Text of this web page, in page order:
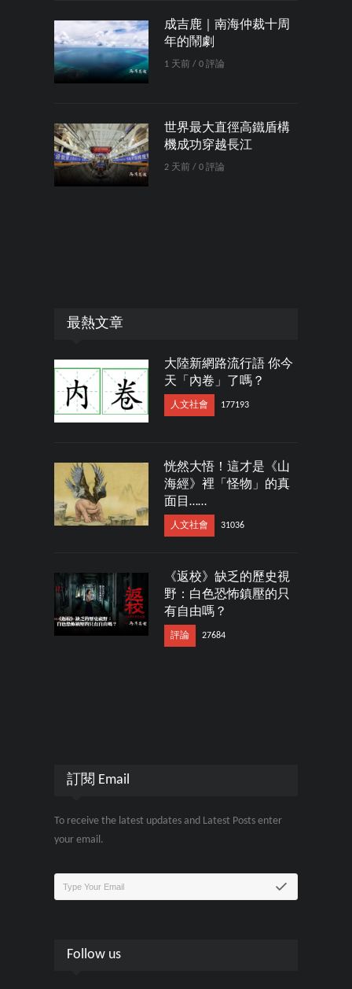
成吉鹿｜南海仲裁十周
年的鬧劇
1 天前 / 0 評論
世界最大直徑高鐵盾構
機成功穿越長江
2 天前 / 0 評論
最熱文章
大陸新網路流行語 你今
天「內卷」了嗎？
人文社會 177193
恍然大悟！這才是《山
海經》裡「怪物」的真
面目……
人文社會 31036
《返校》缺乏的歷史視
野：白色恐怖鎮壓的只
有自由嗎？
評論 27684
訂閱 Email
To receive the latest updates and Latest Posts enter
your email.
Follow us